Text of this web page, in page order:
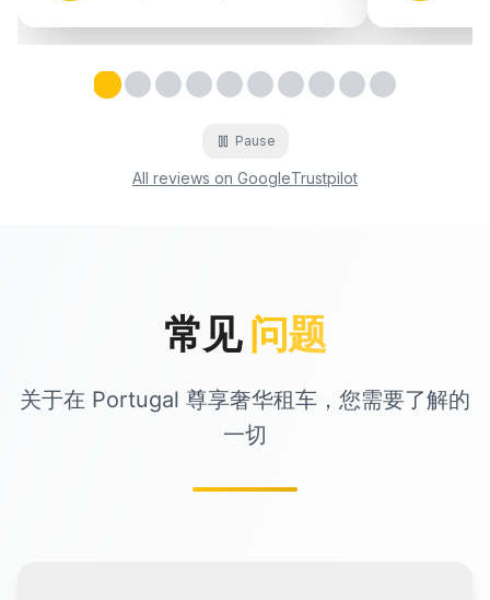
Testimonial 1
Testimonial2
Testimonial3
Testimonial4
Testimonial5
Testimonial6
Testimonial7
Testimonial
Testimonial
Testimonial
Pause
All reviews on GoogleTrustpilot
常见 问题
关于在 Portugal 尊享奢华租车，您需要了解的
一切